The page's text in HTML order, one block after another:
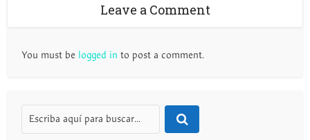
Leave a Comment
You must be logged in to post a comment.